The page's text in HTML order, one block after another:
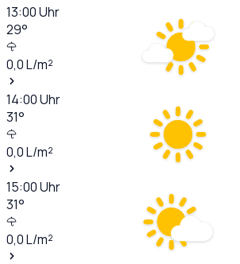
13:00Uhr
29°
0,0L/m²
14:00Uhr
31°
0,0L/m²
15:00Uhr
31°
0,0L/m²